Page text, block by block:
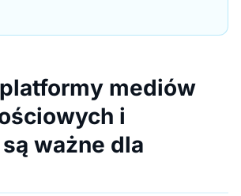
mediów
i
ważne dla